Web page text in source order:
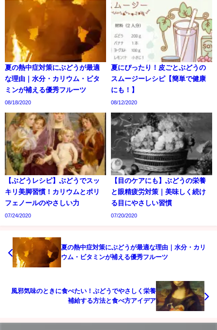
夏の熱中症対策にぶどうが最適
な理由｜水分・カリウム・ビタ
ミンが補える優秀フルーツ
08/18/2020
夏にぴったり！皮ごとぶどうの
スムージーレシピ【簡単で健康
にも！】
08/12/2020
【ぶどうレシピ】ぶどうでスッ
キリ美脚習慣！カリウムとポリ
フェノールのやさしい力
07/24/2020
【目のケアにも】ぶどうの栄養
と眼精疲労対策｜美味しく続け
る目にやさしい習慣
07/20/2020
夏の熱中症対策にぶどうが最適な理由｜水分・カリ
ウム・ビタミンが補える優秀フルーツ
風邪気味のときに食べたい！ぶどうでやさしく栄養
補給する方法と食べ方アイデア